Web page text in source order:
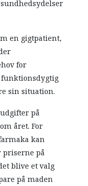
en gigtpatient,
for
sin situation.
på
året. For
kan
priserne på
blive et valg
på maden